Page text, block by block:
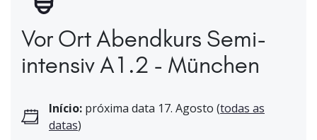
Vor Ort Abendkurs Semi-
intensiv A1.2 - München
Início: próxima data 17. Agosto (todas as
datas)